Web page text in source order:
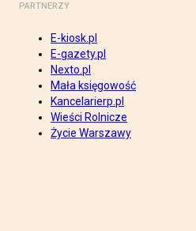
PARTNERZY
E-kiosk.pl
E-gazety.pl
Nexto.pl
Mała księgowość
Kancelarierp.pl
Wieści Rolnicze
Życie Warszawy